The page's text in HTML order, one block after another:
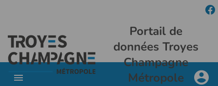
Portail de
données Troyes
Champagne
Métropole